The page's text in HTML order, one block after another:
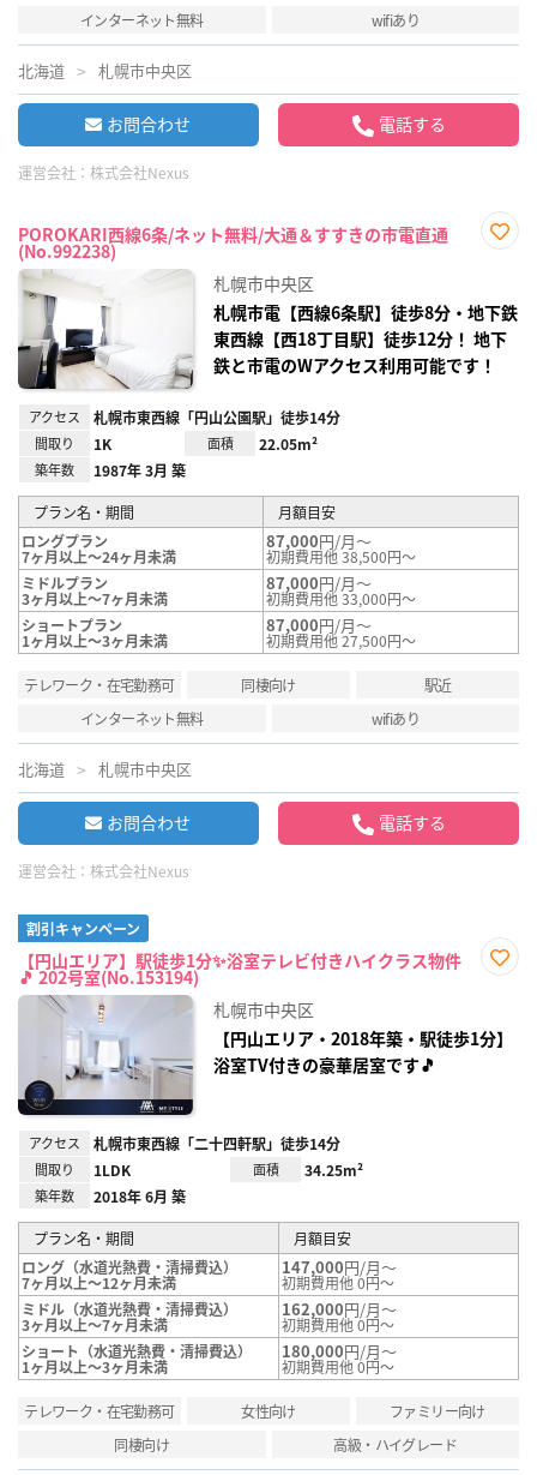
インターネット無料 wifiあり
北海道 札幌市中央区
お問合わせ 電話する
運営会社： 株式会社Nexus
POROKARI西線6条/ネット無料/大通＆すすきの市電直通
(No.992238)
録
札幌市中央区
札幌市電【西線6条駅】徒歩8分・地下鉄
東西線【西18丁目駅】徒歩12分！ 地下
鉄と市電のWアクセス利用可能です！
アクセス 札幌市東西線「円山公園駅」徒歩14分
間取り 1K 面積 22.05m²
築年数 1987年 3月 築
プラン名・期間
月額目安
ロングプラン
7ヶ月以上～24ヶ月未満
87,000円/月～
初期費用他 38,500円～
ミドルプラン
3ヶ月以上～7ヶ月未満
87,000円/月～
初期費用他 33,000円～
ショートプラン
1ヶ月以上～3ヶ月未満
87,000円/月～
初期費用他 27,500円～
テレワーク・在宅勤務可 同棲向け
駅近
インターネット無料
wifiあり
北海道 札幌市中央区
お問合わせ 電話する
運営会社： 株式会社Nexus
割引キャンペーン
【円山エリア】駅徒歩1分✨浴室テレビ付きハイクラス物件
🎵 202号室(No.153194)
録
札幌市中央区
【円山エリア・2018年築・駅徒歩1分】
浴室TV付きの豪華居室です🎵
アクセス 札幌市東西線「二十四軒駅」徒歩14分
間取り 1LDK 面積 34.25m²
築年数 2018年 6月 築
プラン名・期間
月額目安
ロング（水道光熱費・清掃費込）
7ヶ月以上～12ヶ月未満
147,000円/月～
初期費用他 0円～
ミドル（水道光熱費・清掃費込）
3ヶ月以上～7ヶ月未満
162,000円/月～
初期費用他 0円～
ショート（水道光熱費・清掃費込）
1ヶ月以上～3ヶ月未満
180,000円/月～
初期費用他 0円～
テレワーク・在宅勤務可 女性向け
ファミリー向け
同棲向け
高級・ハイグレード